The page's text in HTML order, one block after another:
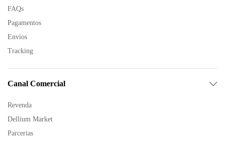
FAQs
Pagamentos
Envios
Tracking
Canal Comercial
Revenda
Dellium Market
Parcerias